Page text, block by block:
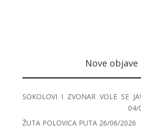
Nove objave
SOKOLOVI I ZVONAR VOLE SE
04/
ŽUTA POLOVICA PUTA 26/06/2026